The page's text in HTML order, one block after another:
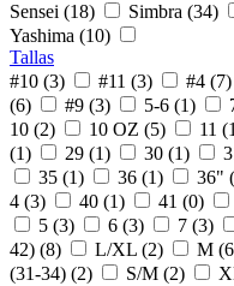
Sensei (18)
Simbra (34)
Yashima (10)
Tallas
#10 (3)
#11 (3) #4 (7)
(6)
#9 (3) 5-6 (1)
10 (2)
10 OZ (5) 11
(1)
29 (1) 30 (1)
35 (1)
36 (1) 36"
4 (3)
40 (1) 41 (0)
5 (3)
6 (3) 7 (3)
42) (8)
L/XL (2) M
(31-34) (2)
S/M (2)